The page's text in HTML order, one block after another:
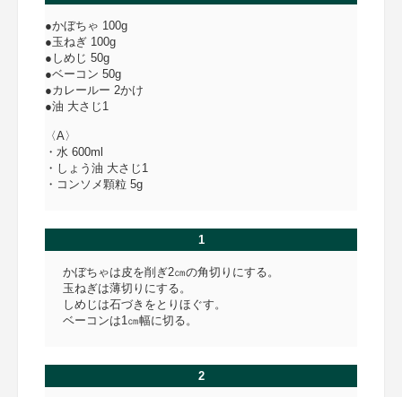
●かぼちゃ 100g
●玉ねぎ 100g
●しめじ 50g
●ベーコン 50g
●カレールー 2かけ
●油 大さじ1
〈A〉
・水 600ml
・しょう油 大さじ1
・コンソメ顆粒 5g
1
かぼちゃは皮を削ぎ2㎝の角切りにする。
玉ねぎは薄切りにする。
しめじは石づきをとりほぐす。
ベーコンは1㎝幅に切る。
2